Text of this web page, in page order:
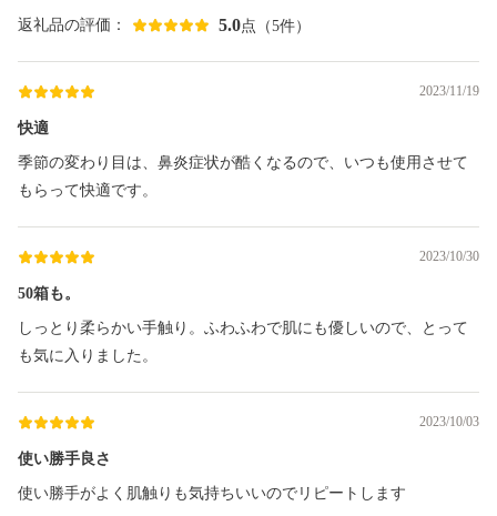
返礼品の評価： 5.0点（5件）
2023/11/19
快適
季節の変わり目は、鼻炎症状が酷くなるので、いつも使用させて
もらって快適です。
2023/10/30
50箱も。
しっとり柔らかい手触り。ふわふわで肌にも優しいので、とって
も気に入りました。
2023/10/03
使い勝手良さ
使い勝手がよく肌触りも気持ちいいのでリピートします